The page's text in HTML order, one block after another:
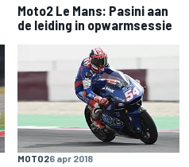
Moto2 Le Mans: Pasini aan
de leiding in opwarmsessie
MOTO26 apr 2018